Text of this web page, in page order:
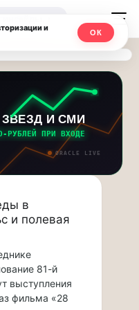
И СМИ
РУБЛЕЙ ПРИ ВХОДЕ
ORACLE LIVE
в
и полевая
81-й
выступления
фильма «28
и
ОК